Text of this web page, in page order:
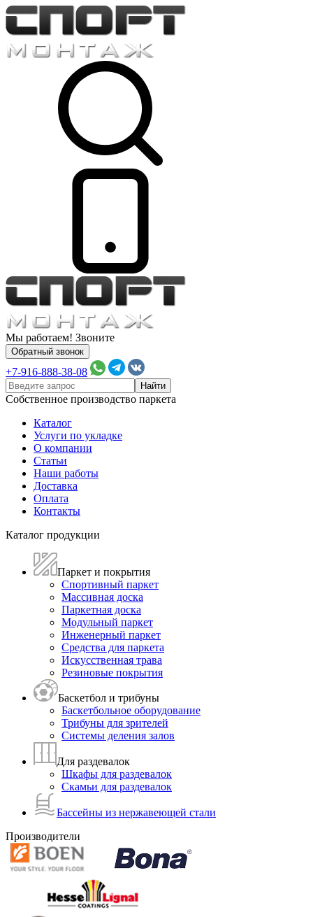
Мы работаем! Звоните
Обратный звонок
+7-916-888-38-08
Собственное производство паркета
Каталог
Услуги по укладке
О компании
Статьи
Наши работы
Доставка
Оплата
Контакты
Каталог продукции
Паркет и покрытия
Спортивный паркет
Массивная доска
Паркетная доска
Модульный паркет
Инженерный паркет
Средства для паркета
Искусственная трава
Резиновые покрытия
Баскетбол и трибуны
Баскетбольное оборудование
Трибуны для зрителей
Системы деления залов
Для раздевалок
Шкафы для раздевалок
Скамьи для раздевалок
Бассейны из нержавеющей стали
Производители